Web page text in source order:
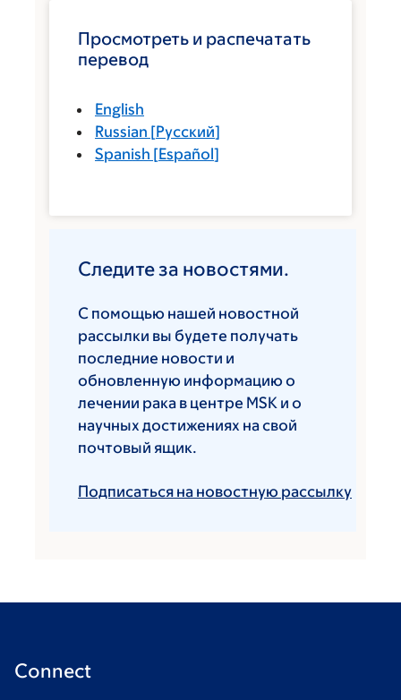
Просмотреть и распечатать
перевод
English
Russian [Русский]
Spanish [Español]
Следите за новостями.
С помощью нашей новостной
рассылки вы будете получать
последние новости и
обновленную информацию о
лечении рака в центре MSK и о
научных достижениях на свой
почтовый ящик.
Подписаться на новостную рассылку
Connect